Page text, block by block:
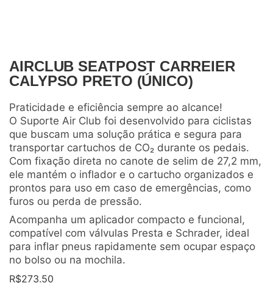
AIRCLUB SEATPOST CARREIER
CALYPSO PRETO (ÚNICO)
Praticidade e eficiência sempre ao alcance!
O Suporte Air Club foi desenvolvido para ciclistas
que buscam uma solução prática e segura para
transportar cartuchos de CO₂ durante os pedais.
Com fixação direta no canote de selim de 27,2 mm,
ele mantém o inflador e o cartucho organizados e
prontos para uso em caso de emergências, como
furos ou perda de pressão.
Acompanha um aplicador compacto e funcional,
compatível com válvulas Presta e Schrader, ideal
para inflar pneus rapidamente sem ocupar espaço
no bolso ou na mochila.
R$273.50